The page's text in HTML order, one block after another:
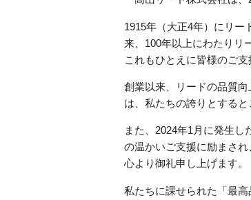
1915年（大正4年）にリー
来、100年以上にわたりリ
これもひとえに皆様のご
創業以来、リードの品質
は、私たちの誇りとすると
また、2024年1月に発生
の温かいご支援に励まさ
心より御礼申し上げます。
私たちに課せられた「最